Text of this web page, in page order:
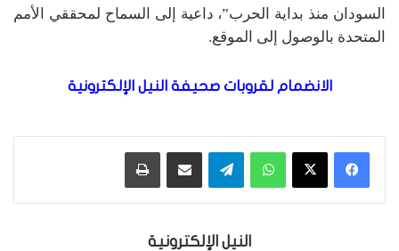
السودان منذ بداية الحرب”، داعية إلى السماح لمحققي الأمم
المتحدة بالوصول إلى الموقع.
الانضمام لقروبات صحيفة النيل الإلكترونية
واتساب تيلقرام مشاركة عبر البريد طباعة
النيل الإلكترونية